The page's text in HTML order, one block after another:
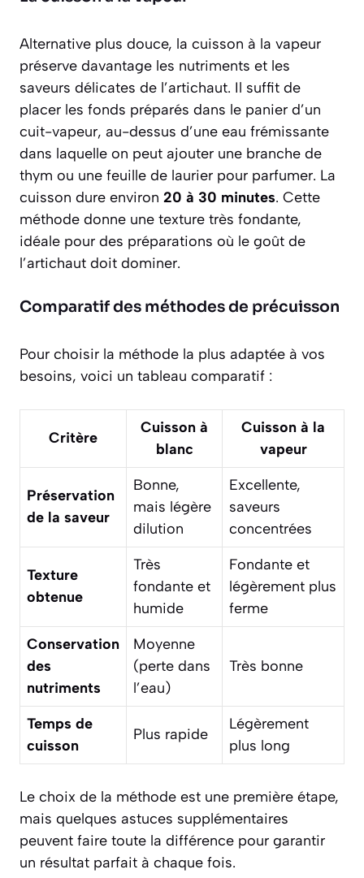
Alternative plus douce, la cuisson à la vapeur
préserve davantage les nutriments et les
saveurs délicates de l’artichaut. Il suffit de
placer les fonds préparés dans le panier d’un
cuit-vapeur, au-dessus d’une eau frémissante
dans laquelle on peut ajouter une branche de
thym ou une feuille de laurier pour parfumer. La
cuisson dure environ 20 à 30 minutes. Cette
méthode donne une texture très fondante,
idéale pour des préparations où le goût de
l’artichaut doit dominer.
Comparatif des méthodes de précuisson
Pour choisir la méthode la plus adaptée à vos
besoins, voici un tableau comparatif :
Critère
Cuisson à
blanc
Cuisson à la
vapeur
Préservation
de la saveur
Bonne,
mais légère
dilution
Excellente,
saveurs
concentrées
Texture
obtenue
Très
fondante et
humide
Fondante et
légèrement plus
ferme
Conservation
des
nutriments
Moyenne
(perte dans
l’eau)
Très bonne
Temps de
cuisson
Plus rapide
Légèrement
plus long
Le choix de la méthode est une première étape,
mais quelques astuces supplémentaires
peuvent faire toute la différence pour garantir
un résultat parfait à chaque fois.